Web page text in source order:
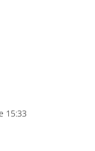
15:33